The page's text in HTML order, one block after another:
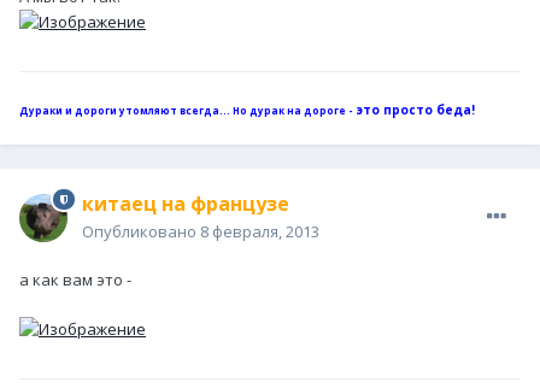
Дураки и дороги утомляют всегда... Но дурак на дороге - это просто беда!
китаец на французе
Опубликовано 8 февраля, 2013
а как вам это -